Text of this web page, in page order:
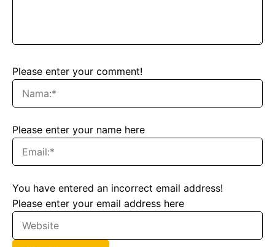
Please enter your comment!
Please enter your name here
You have entered an incorrect email address!
Please enter your email address here